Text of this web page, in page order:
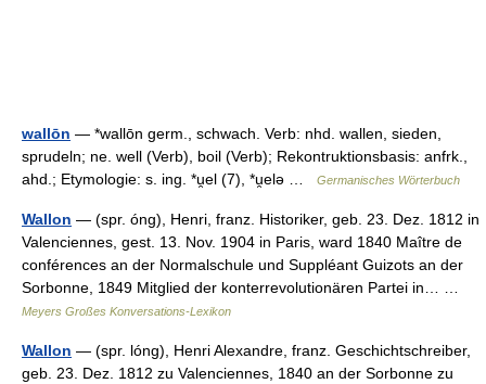
wallōn — *wallōn germ., schwach. Verb: nhd. wallen, sieden,
sprudeln; ne. well (Verb), boil (Verb); Rekontruktionsbasis: anfrk.,
ahd.; Etymologie: s. ing. *u̯el (7), *u̯elə …
Germanisches Wörterbuch
Wallon — (spr. óng), Henri, franz. Historiker, geb. 23. Dez. 1812 in
Valenciennes, gest. 13. Nov. 1904 in Paris, ward 1840 Maître de
conférences an der Normalschule und Suppléant Guizots an der
Sorbonne, 1849 Mitglied der konterrevolutionären Partei in… …
Meyers Großes Konversations-Lexikon
Wallon — (spr. lóng), Henri Alexandre, franz. Geschichtschreiber,
geb. 23. Dez. 1812 zu Valenciennes, 1840 an der Sorbonne zu